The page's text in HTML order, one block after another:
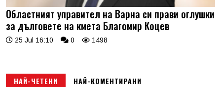
Областният управител на Варна си прави оглушки
за дълговете на кмета Благомир Коцев
25 Jul 16:10 0 1498
НАЙ-ЧЕТЕНИ НАЙ-КОМЕНТИРАНИ